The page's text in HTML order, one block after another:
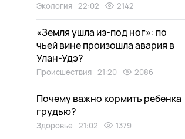
Экология 22:02 2142
«Земля ушла из-под ног»: по
чьей вине произошла авария в
Улан-Удэ?
Происшествия 21:20 2086
Почему важно кормить ребенка
грудью?
Здоровье 21:02 1379